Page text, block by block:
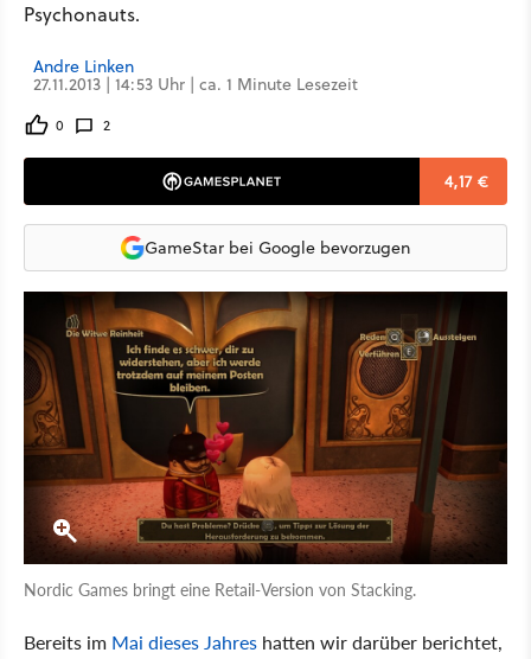
Psychonauts.
Andre Linken
27.11.2013 | 14:53 Uhr | ca. 1 Minute Lesezeit
0 2
4,17 €
GameStar bei Google bevorzugen
Nordic Games bringt eine Retail-Version von Stacking.
Bereits im Mai dieses Jahres hatten wir darüber berichtet,